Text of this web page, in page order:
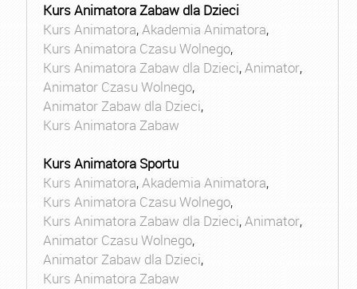
Kurs Animatora Zabaw dla Dzieci
Kurs Animatora,Akademia Animatora,
Kurs Animatora Czasu Wolnego,
Kurs Animatora Zabaw dla Dzieci,Animator,
Animator Czasu Wolnego,
Animator Zabaw dla Dzieci,
Kurs Animatora Zabaw
Kurs Animatora Sportu
Kurs Animatora,Akademia Animatora,
Kurs Animatora Czasu Wolnego,
Kurs Animatora Zabaw dla Dzieci,Animator,
Animator Czasu Wolnego,
Animator Zabaw dla Dzieci,
Kurs Animatora Zabaw